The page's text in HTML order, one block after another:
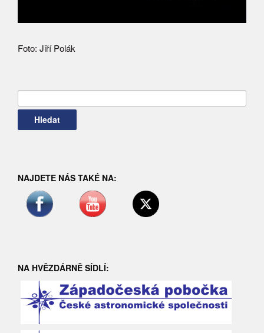
Foto: Jiří Polák
NAJDETE NÁS TAKÉ NA:
NA HVĚZDÁRNĚ SÍDLÍ: